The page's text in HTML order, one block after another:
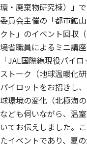
環・廃棄物研究棟）」
委員会主催の「都市鉱
クト」のイベント回収
境省職員によるミニ講
「JAL国際線現役パイ
ストーク（地球温暖化
パイロットをお招きし
球環境の変化（北極海
なども伺いながら、温
いてお伝えしました。
たイベントであり、夏